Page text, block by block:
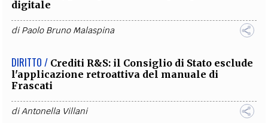
digitale
diPaolo Bruno Malaspina
DIRITTO / Crediti R&S: il Consiglio di Stato esclude
l'applicazione retroattiva del manuale di
Frascati
diAntonella Villani